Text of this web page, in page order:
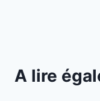
A lire